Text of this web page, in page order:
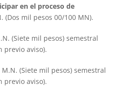
en el proceso de
(Dos mil pesos 00/100 MN).
(Siete mil pesos) semestral
previo aviso).
M.N. (Siete mil pesos) semestral
previo aviso).